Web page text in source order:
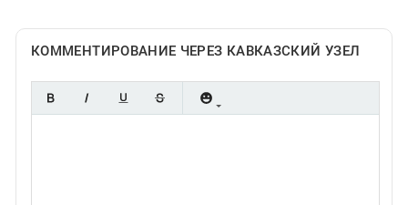
КОММЕНТИРОВАНИЕ ЧЕРЕЗ КАВКАЗСКИЙ УЗЕЛ